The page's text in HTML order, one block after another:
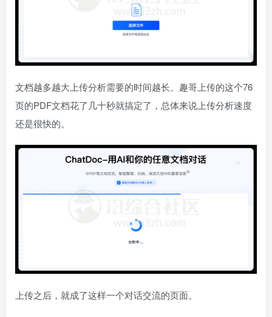
文档越多越大上传分析需要的时间越长。趣哥上传的这个76
页的PDF文档花了几十秒就搞定了，总体来说上传分析速度
还是很快的。
上传之后，就成了这样一个对话交流的页面。